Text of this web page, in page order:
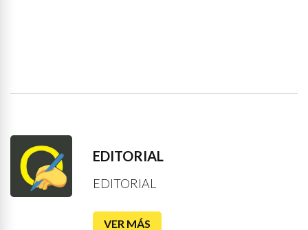
EDITORIAL
EDITORIAL
VER MÁS